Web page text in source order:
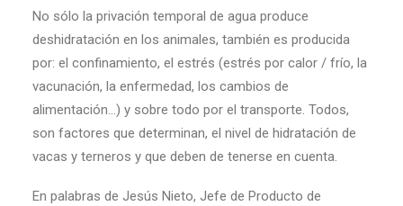
No sólo la privación temporal de agua produce
deshidratación en los animales, también es producida
por: el confinamiento, el estrés (estrés por calor / frío, la
vacunación, la enfermedad, los cambios de
alimentación…) y sobre todo por el transporte. Todos,
son factores que determinan, el nivel de hidratación de
vacas y terneros y que deben de tenerse en cuenta.
En palabras de Jesús Nieto, Jefe de Producto de